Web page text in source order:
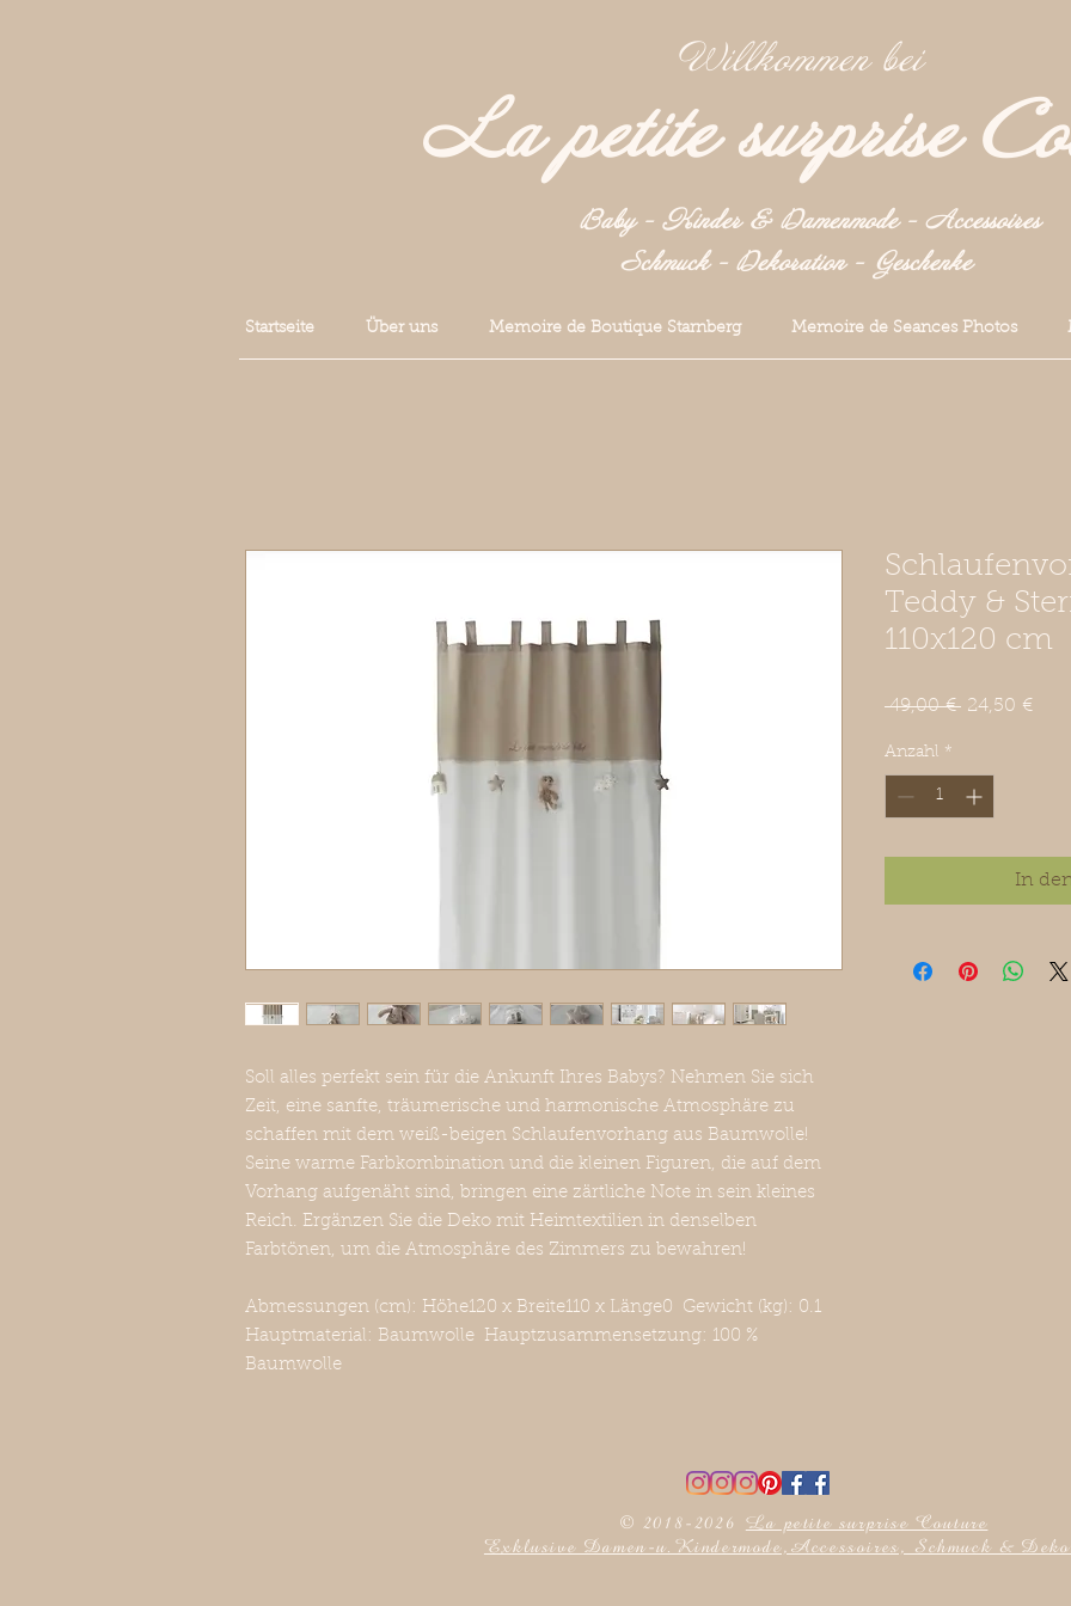
Willkommen bei
La petite surprise
Baby - Kinder & Damenmode - Accessoires
Schmuck - Dekoration - Geschenke
Startseite Über uns Memoire de Boutique Starnberg Memoire de Seances Photos
Soll alles perfekt sein für die Ankunft Ihres Babys? Nehmen Sie sich
Zeit, eine sanfte, träumerische und harmonische Atmosphäre zu
schaffen mit dem weiß-beigen Schlaufenvorhang aus Baumwolle!
Seine warme Farbkombination und die kleinen Figuren, die auf dem
Vorhang aufgenäht sind, bringen eine zärtliche Note in sein kleines
Reich. Ergänzen Sie die Deko mit Heimtextilien in denselben
Farbtönen, um die Atmosphäre des Zimmers zu bewahren!
Abmessungen (cm): Höhe120 x Breite110 x Länge0 Gewicht (kg): 0.1
Hauptmaterial: Baumwolle Hauptzusammensetzung: 100 %
Baumwolle
Teddy &
110x120 cm
49,00 € 24,50 €Sale-
Anzahl *
In
© 2018-2026 La petite surprise Couture
Exklusive Damen-u.Kindermode,Accessoires, Schmuck &